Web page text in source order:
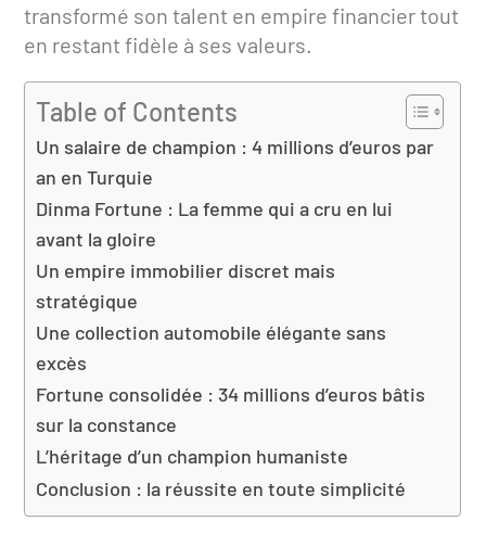
transformé son talent en empire financier tout
en restant fidèle à ses valeurs.
Table of Contents
Un salaire de champion : 4 millions d’euros par
an en Turquie
Dinma Fortune : La femme qui a cru en lui
avant la gloire
Un empire immobilier discret mais
stratégique
Une collection automobile élégante sans
excès
Fortune consolidée : 34 millions d’euros bâtis
sur la constance
L’héritage d’un champion humaniste
Conclusion : la réussite en toute simplicité